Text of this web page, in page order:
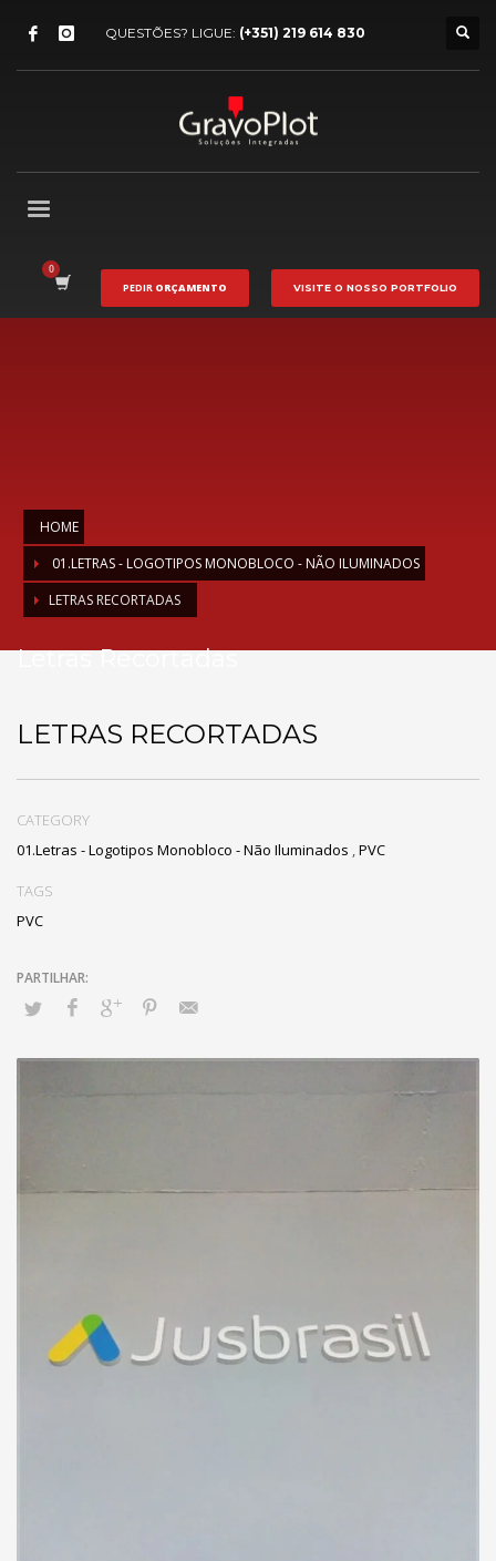
QUESTÕES? LIGUE: (+351) 219 614 830
PEDIR ORÇAMENTO VISITE O NOSSO PORTFOLIO
HOME
01.LETRAS - LOGOTIPOS MONOBLOCO - NÃO ILUMINADOS
LETRAS RECORTADAS
Letras Recortadas
LETRAS RECORTADAS
CATEGORY
01.Letras - Logotipos Monobloco - Não Iluminados ,PVC
TAGS
PVC